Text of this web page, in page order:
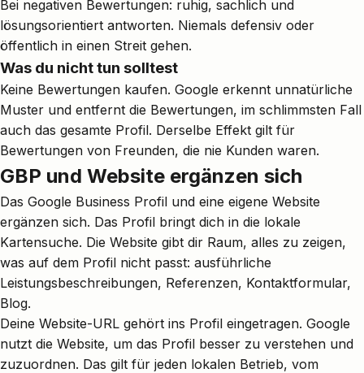
Bei negativen Bewertungen: ruhig, sachlich und
lösungsorientiert antworten. Niemals defensiv oder
öffentlich in einen Streit gehen.
Was du nicht tun solltest
Keine Bewertungen kaufen. Google erkennt unnatürliche
Muster und entfernt die Bewertungen, im schlimmsten Fall
auch das gesamte Profil. Derselbe Effekt gilt für
Bewertungen von Freunden, die nie Kunden waren.
GBP und Website ergänzen sich
Das Google Business Profil und eine eigene Website
ergänzen sich. Das Profil bringt dich in die lokale
Kartensuche. Die Website gibt dir Raum, alles zu zeigen,
was auf dem Profil nicht passt: ausführliche
Leistungsbeschreibungen, Referenzen, Kontaktformular,
Blog.
Deine Website-URL gehört ins Profil eingetragen. Google
nutzt die Website, um das Profil besser zu verstehen und
zuzuordnen. Das gilt für jeden lokalen Betrieb, vom